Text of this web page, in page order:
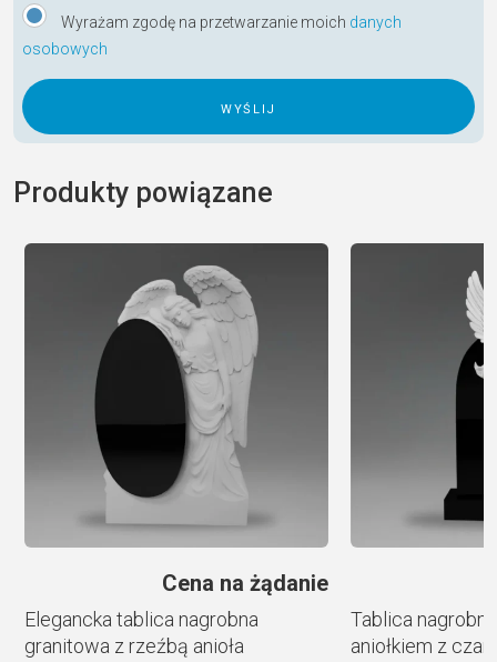
Wyrażam zgodę na przetwarzanie moich danych
osobowych
A
t
r
Produkty powiązane
Cena na żądanie
Elegancka tablica nagrobna
granitowa z rzeźbą anioła
Tablica
aniołkiem z